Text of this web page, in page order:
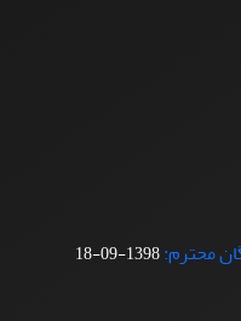
محترم:1398-09-18